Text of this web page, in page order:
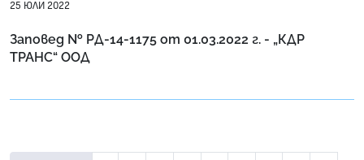
25 ЮЛИ 2022
Заповед № РД-14-1175 от 01.03.2022 г. - „КДР
ТРАНС“ ООД